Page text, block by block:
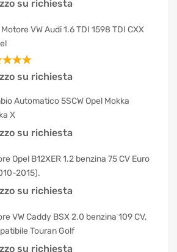
su richiesta
VW Audi 1.6 TDI 1598 TDI CXX
su richiesta
Automatico 5SCW Opel Mokka
X
su richiesta
Opel B12XER 1.2 benzina 75 CV Euro
2015).
su richiesta
VW Caddy BSX 2.0 benzina 109 CV,
Touran Golf
su richiesta